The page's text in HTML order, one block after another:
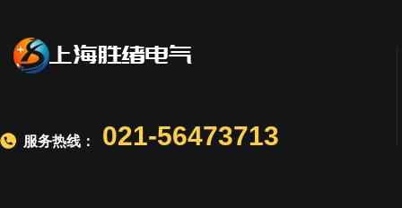
服务热线： 021-56473713